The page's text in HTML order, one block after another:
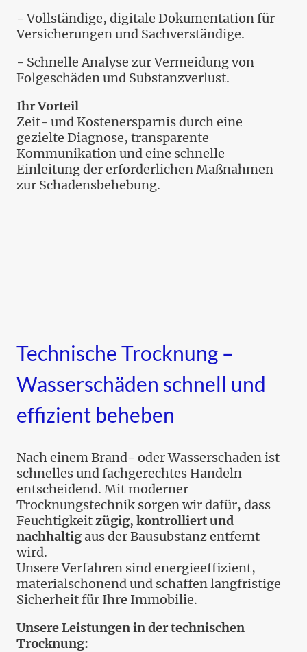
- Vollständige, digitale Dokumentation für
Versicherungen und Sachverständige.
- Schnelle Analyse zur Vermeidung von
Folgeschäden und Substanzverlust.
Ihr Vorteil
Zeit- und Kostenersparnis durch eine
gezielte Diagnose, transparente
Kommunikation und eine schnelle
Einleitung der erforderlichen Maßnahmen
zur Schadensbehebung.
Technische Trocknung –
Wasserschäden schnell und
effizient beheben
Nach einem Brand- oder Wasserschaden ist
schnelles und fachgerechtes Handeln
entscheidend. Mit moderner
Trocknungstechnik sorgen wir dafür, dass
Feuchtigkeitzügig, kontrolliert und
nachhaltigaus der Bausubstanz entfernt
wird.
Unsere Verfahren sind energieeffizient,
materialscho­nend und schaffen langfristige
Sicherheit für Ihre Immobilie.
Unsere Leistungen in der technischen
Trocknung: